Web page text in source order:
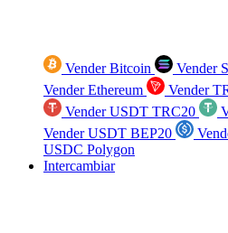
Vender Bitcoin Vender
Vender Ethereum
Vender
Vender USDT TRC20
Vender USDT BEP20
USDC Polygon
Intercambiar